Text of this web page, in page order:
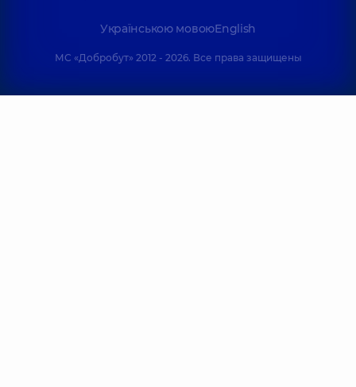
Українською мовоюEnglish
МС «Добробут» 2012 - 2026. Все права защищены